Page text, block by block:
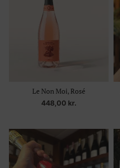
Le Non Moi, Rosé
448,00 kr.